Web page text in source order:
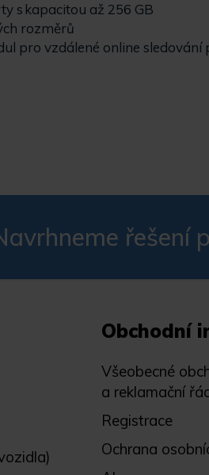
s kapacitou až 256 GB
rozměrů
pro vzdálené online
řešení
Obchodní
Všeobecné
a reklamační
Registrace
Ochrana